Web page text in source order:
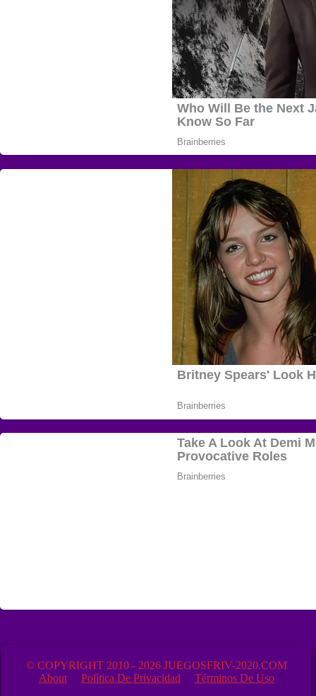
© COPYRIGHT 2010 - 2026 JUEGOSFRIV-2020.COM
About
Política De Privacidad Términos De Uso